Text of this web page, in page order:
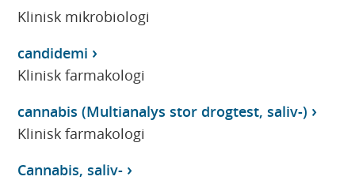
Klinisk mikrobiologi
candidemi
Klinisk farmakologi
cannabis (Multianalys stor drogtest, saliv-)
Klinisk farmakologi
Cannabis, saliv-